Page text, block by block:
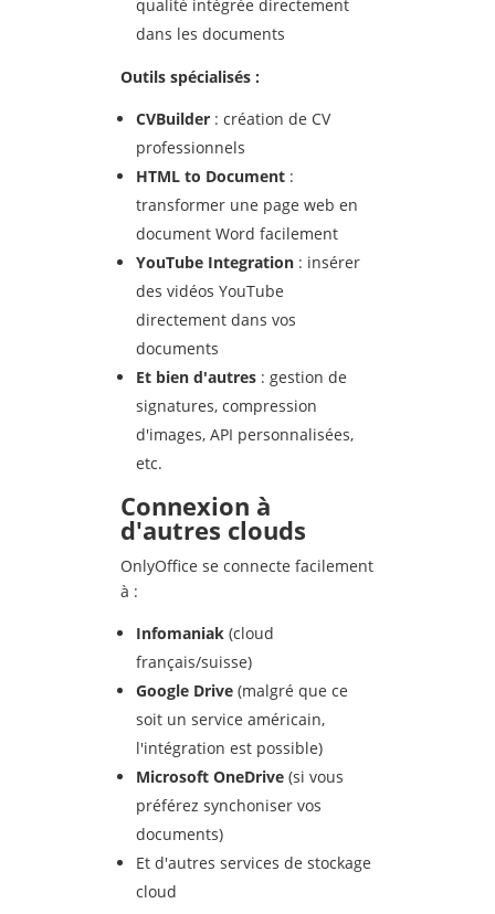
qualité intégrée directement
dans les documents
Outils spécialisés :
CVBuilder : création de CV
professionnels
HTML to Document :
transformer une page web en
document Word facilement
YouTube Integration : insérer
des vidéos YouTube
directement dans vos
documents
Et bien d'autres : gestion de
signatures, compression
d'images, API personnalisées,
etc.
Connexion à
d'autres clouds
OnlyOffice se connecte facilement
à :
Infomaniak (cloud
français/suisse)
Google Drive (malgré que ce
soit un service américain,
l'intégration est possible)
Microsoft OneDrive (si vous
préférez synchoniser vos
documents)
Et d'autres services de stockage
cloud